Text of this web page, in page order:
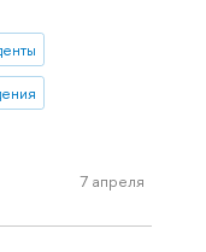
7 апреля